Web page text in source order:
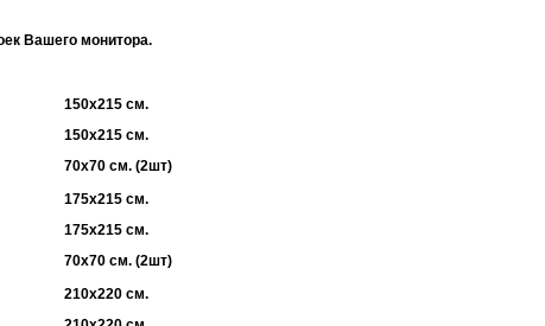
Вашего монитора.
150х215 см.
150х215 см.
70х70 см. (2шт)
175х215 см.
175х215 см.
70х70 см. (2шт)
210х220 см.